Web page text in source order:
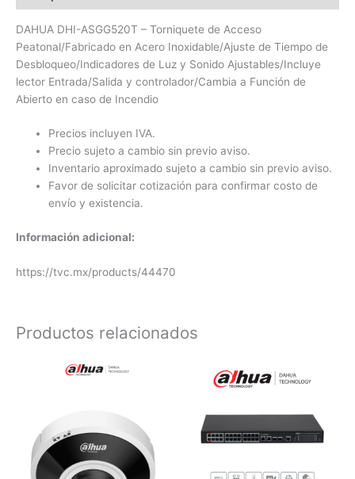
DAHUA DHI-ASGG520T – Torniquete de Acceso
Peatonal/Fabricado en Acero Inoxidable/Ajuste de Tiempo de
Desbloqueo/Indicadores de Luz y Sonido Ajustables/Incluye
lector Entrada/Salida y controlador/Cambia a Función de
Abierto en caso de Incendio
Precios incluyen IVA.
Precio sujeto a cambio sin previo aviso.
Inventario aproximado sujeto a cambio sin previo aviso.
Favor de solicitar cotización para confirmar costo de
envío y existencia.
Información adicional:
https://tvc.mx/products/44470
Productos relacionados